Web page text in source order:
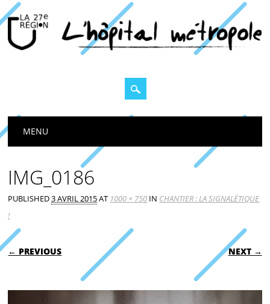
Main menu
MENU
IMG_0186
PUBLISHED3 AVRIL 2015AT 1000 × 750 IN CHANTIER : LA SIGNALÉTIQUE
!
← PREVIOUS NEXT →